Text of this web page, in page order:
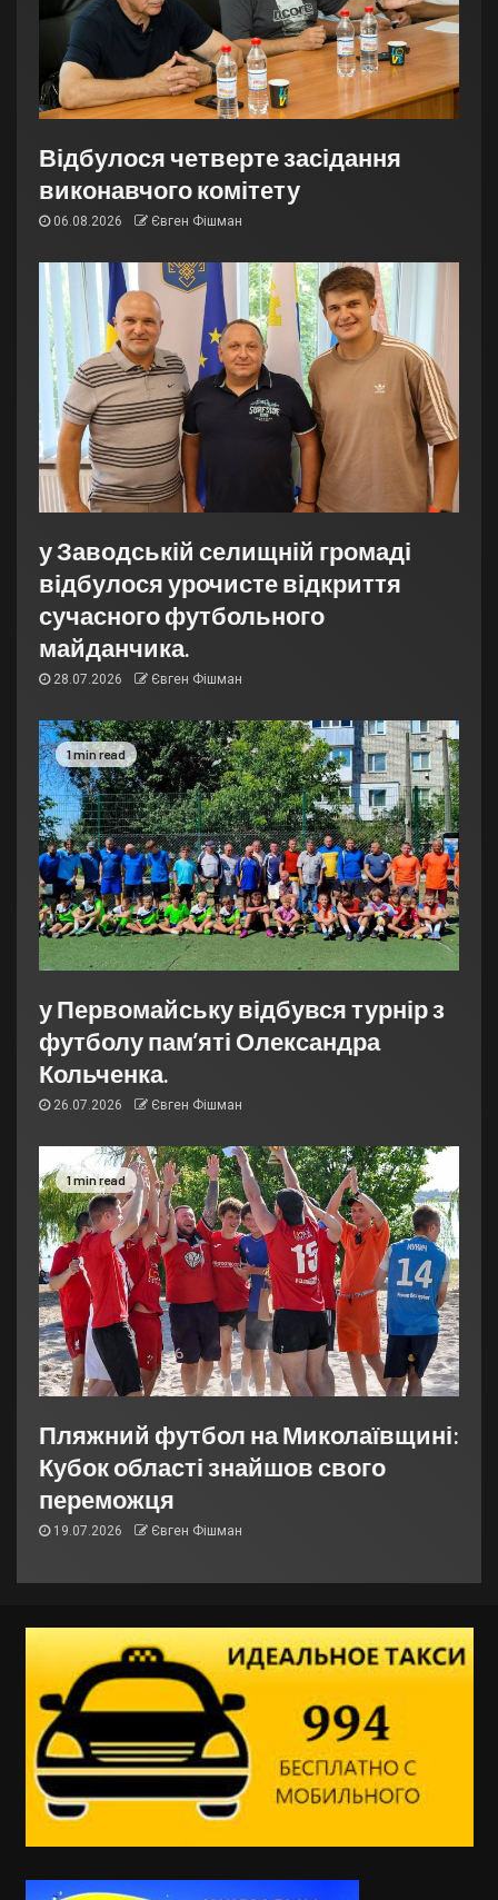
Відбулося четверте засідання
виконавчого комітету
06.08.2026 Євген Фішман
у Заводській селищній громаді
відбулося урочисте відкриття
сучасного футбольного
майданчика.
28.07.2026 Євген Фішман
1 min read
у Первомайську відбувся турнір з
футболу пам’яті Олександра
Кольченка.
26.07.2026 Євген Фішман
1 min read
Пляжний футбол на Миколаївщині:
Кубок області знайшов свого
переможця
19.07.2026 Євген Фішман